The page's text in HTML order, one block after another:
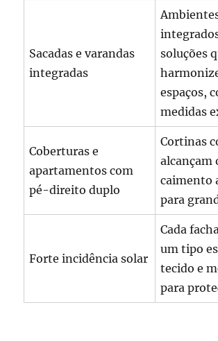
Sacadas e varandas
integradas
soluções
espaços,
medidas
Coberturas e
apartamentos com
pé-direito duplo
Cortinas
alcançam
caimento
para
Forte incidência solar
Cada
um tipo
tecido e
para